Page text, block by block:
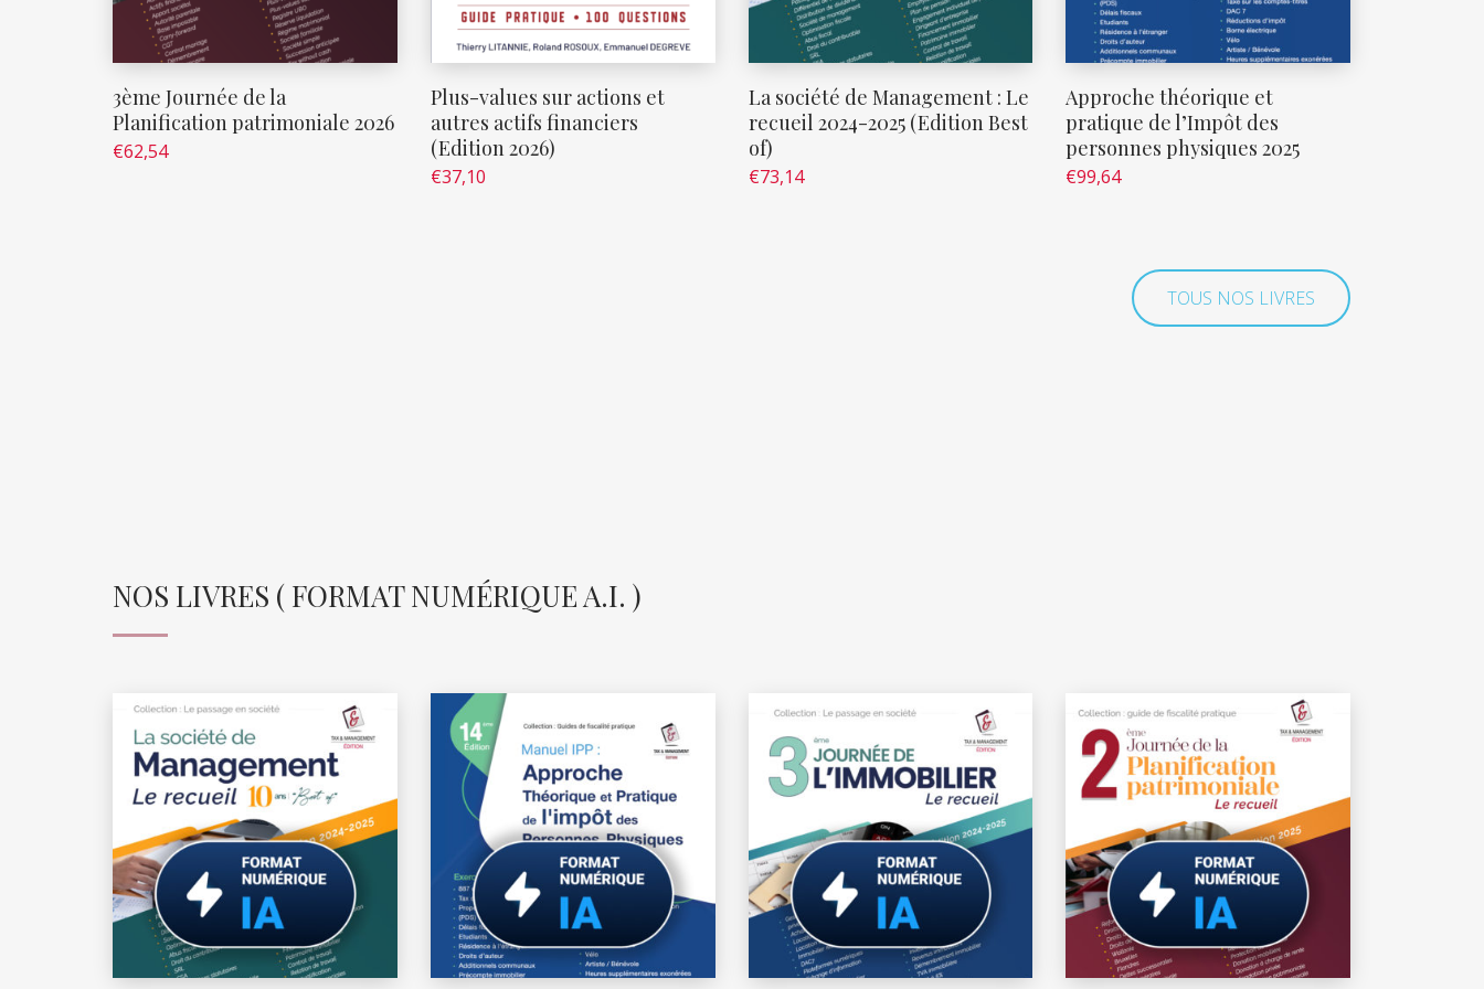
3ème Journée de la
Planification patrimoniale 2026
€62,54
Plus-values sur actions et
autres actifs financiers
(Edition 2026)
€37,10
La société de Management : Le
recueil 2024-2025 (Edition Best
of)
€73,14
Approche théorique et
pratique de l’Impôt des
personnes physiques 2025
€99,64
TOUS NOS LIVRES
NOS LIVRES ( FORMAT NUMÉRIQUE A.I. )